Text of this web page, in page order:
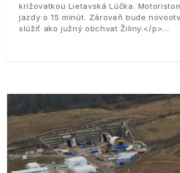
križovatkou Lietavská Lúčka.
jazdy o 15 minút. Zároveň bude
slúžiť ako južný obchvat Žiliny.</p>